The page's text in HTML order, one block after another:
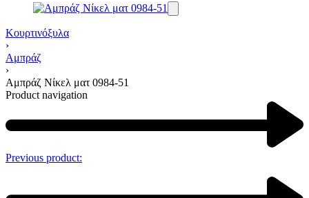
Κουρτινόξυλα
›
Αμπράζ
›
Αμπράζ Νίκελ ματ 0984-51
Product navigation
Previous product: